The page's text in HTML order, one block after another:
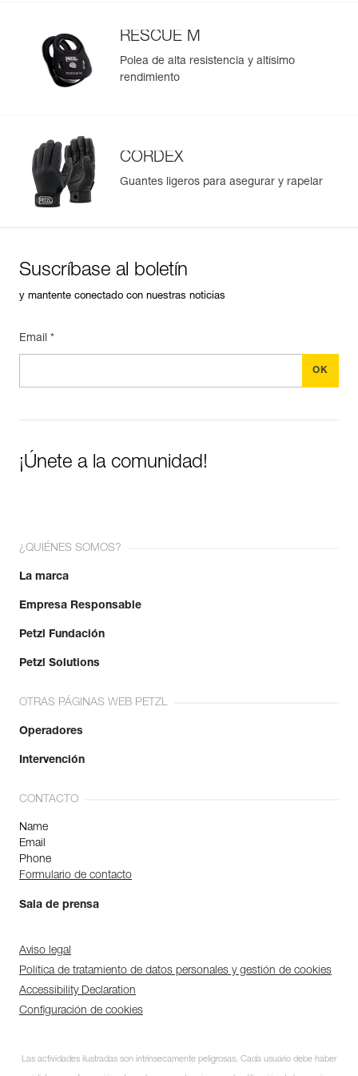
RESCUE M
Polea de alta resistencia y altísimo
rendimiento
CORDEX
Guantes ligeros para asegurar y rapelar
Suscríbase al boletín
y mantente conectado con nuestras noticias
Email *
¡Únete a la comunidad!
¿QUIÉNES SOMOS?
La marca
Empresa Responsable
Petzl Fundación
Petzl Solutions
OTRAS PÁGINAS WEB PETZL
Operadores
Intervención
CONTACTO
Name
Email
Phone
Formulario de contacto
Sala de prensa
Aviso legal
Política de tratamiento de datos personales y gestión de cookies
Accessibility Declaration
Configuración de cookies
Las actividades ilustradas son intrínsecamente peligrosas. Cada usuario debe haber